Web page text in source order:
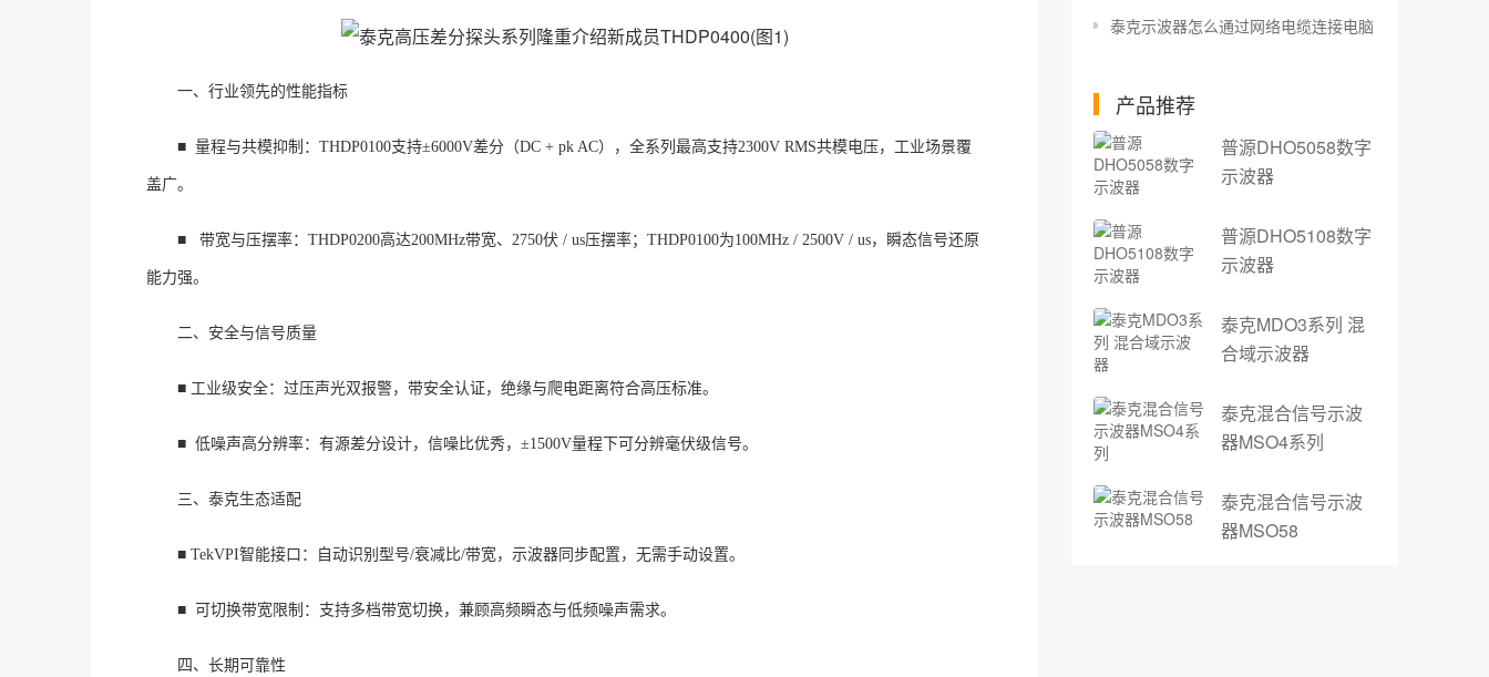
一、 行业领先的性能指标
■ 量程与共模抑制： THDP0100支持±6000V差分（DC + pk AC），全系列最高支持2300V RMS共模电压，工业场景覆
盖广。
■ 带宽与压摆率： THDP0200高达200MHz带宽、2750伏 / us压摆率；THDP0100为100MHz / 2500V / us，瞬态信号还原
能力强。
二、 安全与信号质量
■ 工业级安全： 过压声光双报警，带安全认证，绝缘与爬电距离符合高压标准。
■ 低噪声高分辨率： 有源差分设计，信噪比优秀， ±1500V量程下可分辨毫伏级信号。
三、 泰克生态适配
■ TekVPI智能接口： 自动识别型号/衰减比/带宽，示波器同步配置，无需手动设置。
■ 可切换带宽限制： 支持多档带宽切换，兼顾高频瞬态与低频噪声需求。
四 、 长期可靠性
泰克示波器怎么通过网络电缆连接电脑
产品推荐
普源DHO5058数字
示波器
普源DHO5108数字
示波器
泰克MDO3系列 混
合域示波器
泰克混合信号示波
器MSO4系列
泰克混合信号示波
器MSO58